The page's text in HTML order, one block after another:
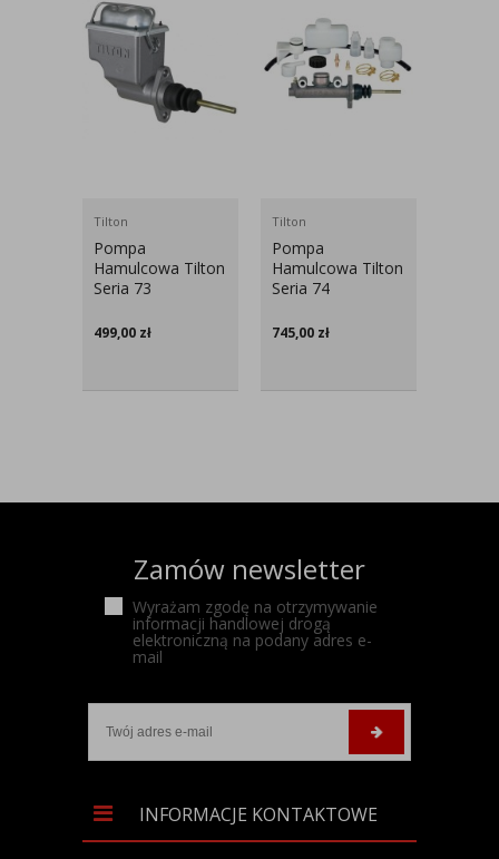
Tilton
Pompa
Hamulcowa Tilton
Seria 73
499,00 zł
Tilton
Pompa
Hamulcowa Tilton
Seria 74
745,00 zł
Zamów newsletter
Wyrażam zgodę na otrzymywanie
informacji handlowej drogą
elektroniczną na podany adres e-
mail
INFORMACJE KONTAKTOWE